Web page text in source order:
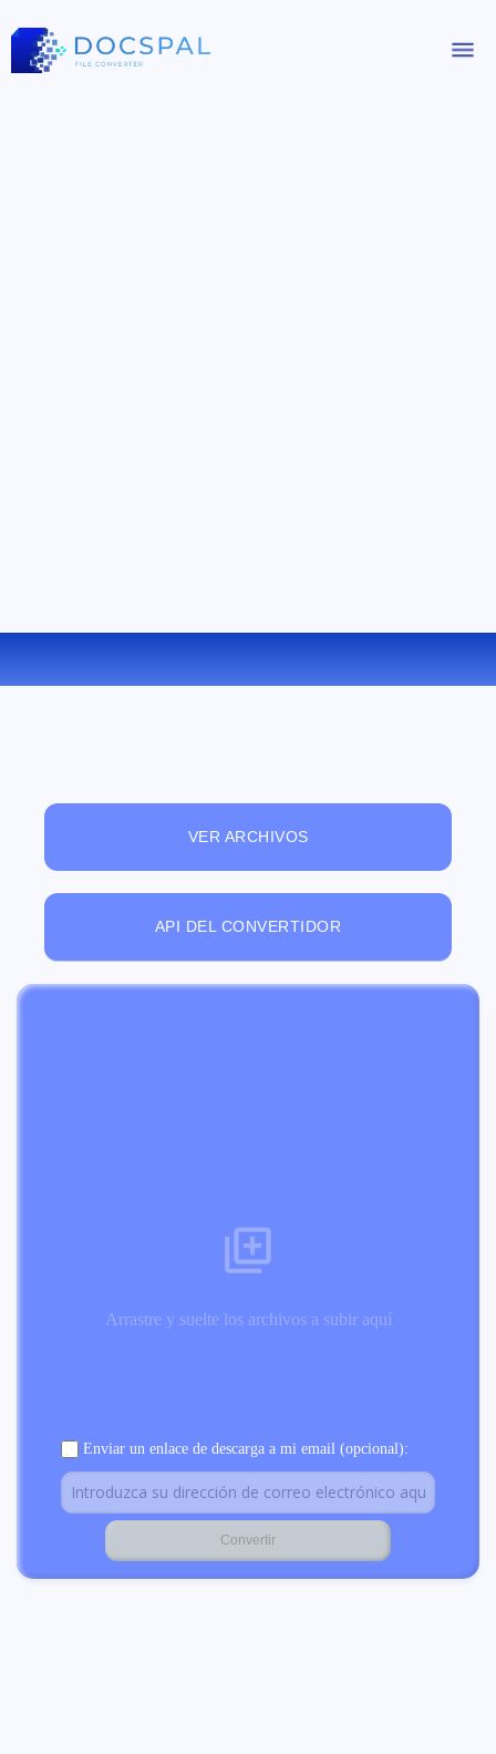
CONVERTIR RTF A PNG ONLINE
VER ARCHIVOS
API DEL CONVERTIDOR
Arrastre y suelte los archivos a subir aquí
Enviar un enlace de descarga a mi email (opcional):